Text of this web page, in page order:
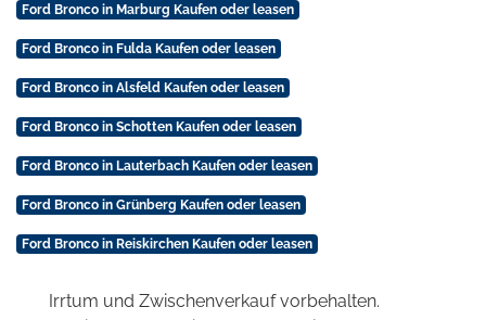
Ford Bronco in Marburg Kaufen oder leasen
Ford Bronco in Fulda Kaufen oder leasen
Ford Bronco in Alsfeld Kaufen oder leasen
Ford Bronco in Schotten Kaufen oder leasen
Ford Bronco in Lauterbach Kaufen oder leasen
Ford Bronco in Grünberg Kaufen oder leasen
Ford Bronco in Reiskirchen Kaufen oder leasen
Irrtum und Zwischenverkauf vorbehalten.